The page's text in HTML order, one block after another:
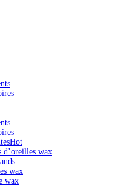
Hot
d’oreilles wax
wax
wax